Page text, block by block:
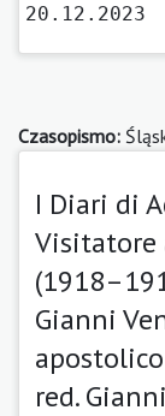
20.12.2023
Czasopismo:
I Diari di
Visitatore
Gianni
red.